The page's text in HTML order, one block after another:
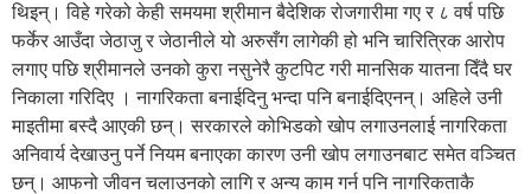
थिइन्। विहे गरेको केही समयमा श्रीमान बैदेशिक रोजगारीमा गए र ८ वर्ष पछि
फर्केर आउँदा जेठाजु र जेठानीले यो अरुसँग लागेकी हो भनि चारित्रिक आरोप
लगाए पछि श्रीमानले उनको कुरा नसुनेरै कुटपिट गरी मानसिक यातना दिँदै घर
निकाला गरिदिए । नागरिकता बनाईदिनु भन्दा पनि बनाईदिएनन्। अहिले उनी
माइतीमा बस्दै आएकी छन्। सरकारले कोभिडको खोप लगाउनलाई नागरिकता
अनिवार्य देखाउनु पर्ने नियम बनाएका कारण उनी खोप लगाउनबाट समेत वञ्चित
छन्। आफनो जीवन चलाउनको लागि र अन्य काम गर्न पनि नागरिकताकै